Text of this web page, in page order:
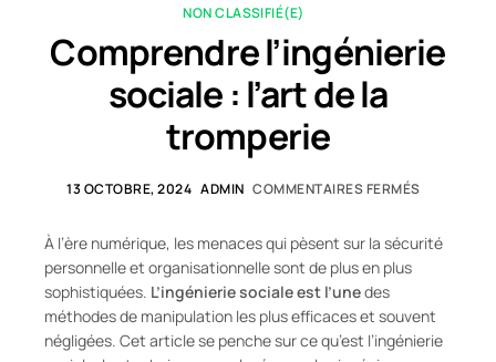
NON CLASSIFIÉ(E)
Comprendre l’ingénierie
sociale : l’art de la
tromperie
13 OCTOBRE, 2024 ADMIN COMMENTAIRES FERMÉS
À l’ère numérique, les menaces qui pèsent sur la sécurité
personnelle et organisationnelle sont de plus en plus
sophistiquées. L’ingénierie sociale est l’unedes
méthodes de manipulation les plus efficaces et souvent
négligées. Cet article se penche sur ce qu’est l’ingénierie